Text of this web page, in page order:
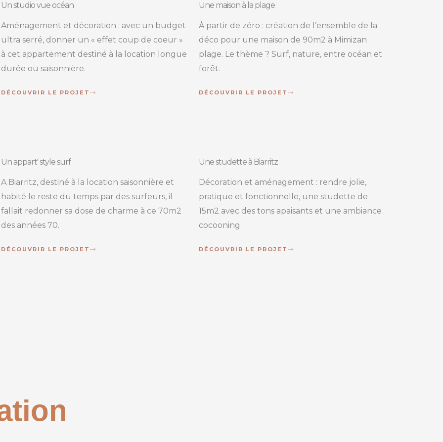
Un studio vue océan
Aménagement et décoration : avec un budget
ultra serré, donner un « effet coup de coeur »
à cet appartement destiné à la location longue
durée ou saisonnière.
DÉCOUVRIR LE PROJET
Une maison à la plage
À partir de zéro : création de l’ensemble de la
déco pour une maison de 90m2 à Mimizan
plage. Le thème ? Surf, nature, entre océan et
forêt.
DÉCOUVRIR LE PROJET
Un appart' style surf
A Biarritz, destiné à la location saisonnière et
habité le reste du temps par des surfeurs, il
fallait redonner sa dose de charme à ce 70m2
des années 70.
DÉCOUVRIR LE PROJET
Une studette à Biarritz
Décoration et aménagement : rendre jolie,
pratique et fonctionnelle, une studette de
15m2 avec des tons apaisants et une ambiance
cocooning.
DÉCOUVRIR LE PROJET